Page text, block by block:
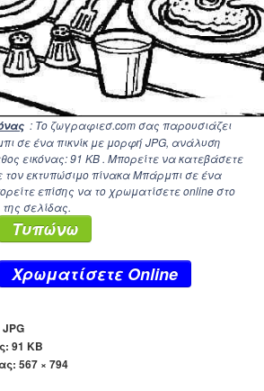
: Το ζωγραφιεσ.com σας παρουσιάζει
σε ένα πικνίκ με μορφή JPG, ανάλυση
εικόνας: 91 KB . Μπορείτε να κατεβάσετε
τον εκτυπώσιμο πίνακα Μπάρμπι σε ένα
επίσης να το χρωματίσετε online στο
σελίδας.
Τυπώνω
Xρωματίσετε Online
91 KB
567 × 794